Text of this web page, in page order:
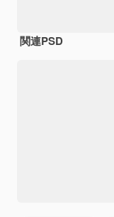
関連PSD